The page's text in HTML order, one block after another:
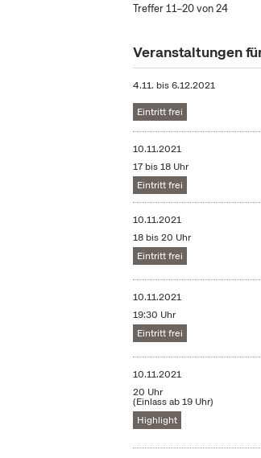
Treffer 11–20 von 24
Veranstaltungen
4.11. bis6.12.2021
Eintritt frei
10.11.2021
17 bis 18 Uhr
Eintritt frei
10.11.2021
18 bis 20 Uhr
Eintritt frei
10.11.2021
19:30 Uhr
Eintritt frei
10.11.2021
20 Uhr
(Einlass ab 19 Uhr)
Highlight